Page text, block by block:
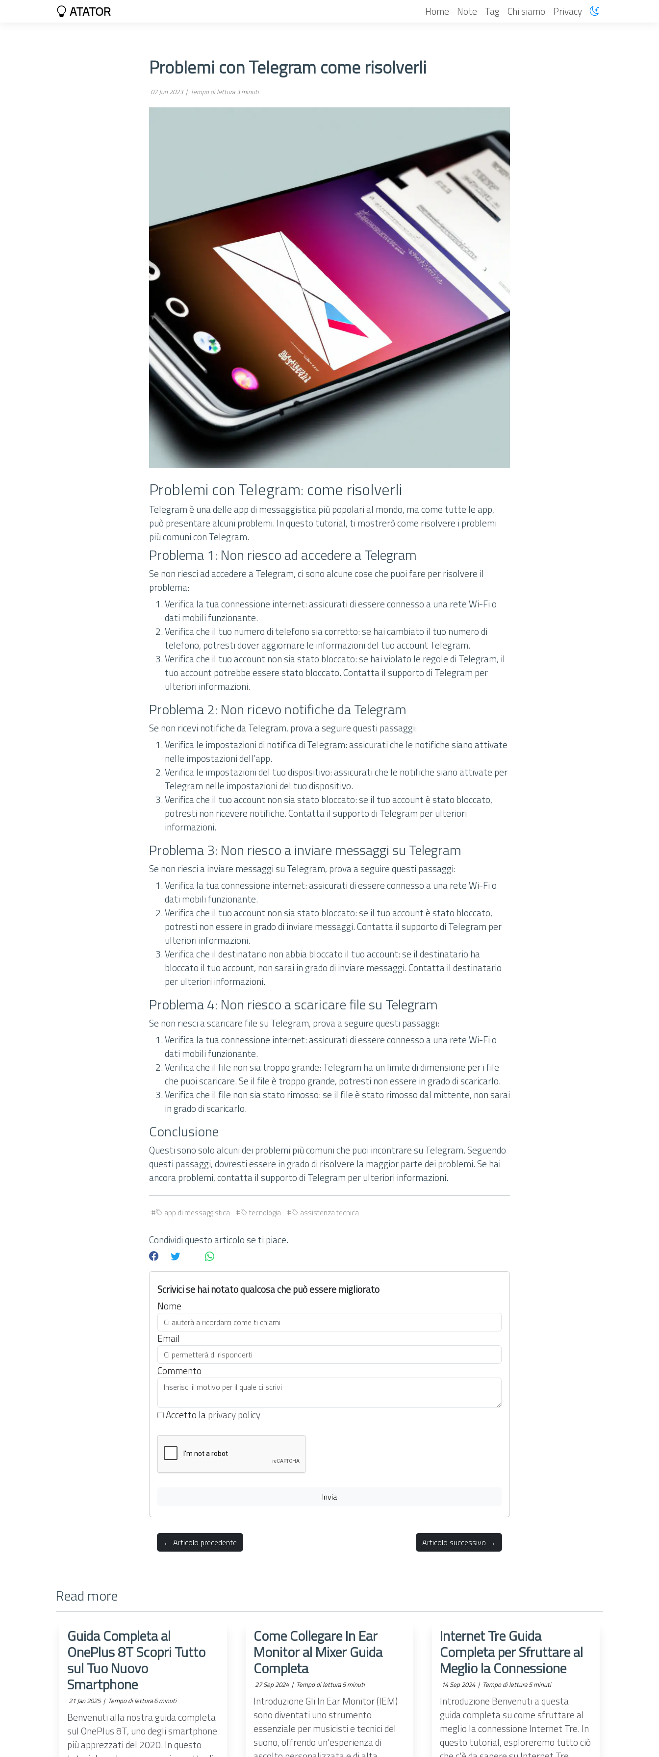
ATATOR Home Note Tag Chi siamo Privacy
Problemi con Telegram come risolverli
07 Jun 2023 | Tempo di lettura 3 minuti
Problemi con Telegram: come risolverli
Telegram è una delle app di messaggistica più popolari al mondo, ma come tutte le app,
può presentare alcuni problemi. In questo tutorial, ti mostrerò come risolvere i problemi
più comuni con Telegram.
Problema 1: Non riesco ad accedere a Telegram
Se non riesci ad accedere a Telegram, ci sono alcune cose che puoi fare per risolvere il
problema:
Verifica la tua connessione internet: assicurati di essere connesso a una rete Wi-Fi o
dati mobili funzionante.
Verifica che il tuo numero di telefono sia corretto: se hai cambiato il tuo numero di
telefono, potresti dover aggiornare le informazioni del tuo account Telegram.
Verifica che il tuo account non sia stato bloccato: se hai violato le regole di Telegram, il
tuo account potrebbe essere stato bloccato. Contatta il supporto di Telegram per
ulteriori informazioni.
Problema 2: Non ricevo notifiche da Telegram
Se non ricevi notifiche da Telegram, prova a seguire questi passaggi:
Verifica le impostazioni di notifica di Telegram: assicurati che le notifiche siano attivate
nelle impostazioni dell’app.
Verifica le impostazioni del tuo dispositivo: assicurati che le notifiche siano attivate per
Telegram nelle impostazioni del tuo dispositivo.
Verifica che il tuo account non sia stato bloccato: se il tuo account è stato bloccato,
potresti non ricevere notifiche. Contatta il supporto di Telegram per ulteriori
informazioni.
Problema 3: Non riesco a inviare messaggi su Telegram
Se non riesci a inviare messaggi su Telegram, prova a seguire questi passaggi:
Verifica la tua connessione internet: assicurati di essere connesso a una rete Wi-Fi o
dati mobili funzionante.
Verifica che il tuo account non sia stato bloccato: se il tuo account è stato bloccato,
potresti non essere in grado di inviare messaggi. Contatta il supporto di Telegram per
ulteriori informazioni.
Verifica che il destinatario non abbia bloccato il tuo account: se il destinatario ha
bloccato il tuo account, non sarai in grado di inviare messaggi. Contatta il destinatario
per ulteriori informazioni.
Problema 4: Non riesco a scaricare file su Telegram
Se non riesci a scaricare file su Telegram, prova a seguire questi passaggi:
Verifica la tua connessione internet: assicurati di essere connesso a una rete Wi-Fi o
dati mobili funzionante.
Verifica che il file non sia troppo grande: Telegram ha un limite di dimensione per i file
che puoi scaricare. Se il file è troppo grande, potresti non essere in grado di scaricarlo.
Verifica che il file non sia stato rimosso: se il file è stato rimosso dal mittente, non sarai
in grado di scaricarlo.
Conclusione
Questi sono solo alcuni dei problemi più comuni che puoi incontrare su Telegram. Seguendo
questi passaggi, dovresti essere in grado di risolvere la maggior parte dei problemi. Se hai
ancora problemi, contatta il supporto di Telegram per ulteriori informazioni.
app di messaggistica tecnologia assistenza tecnica
Condividi questo articolo se ti piace.
Scrivici se hai notato qualcosa che può essere migliorato
Nome
Email
Commento
Accetto laprivacy policy
Invia
← Articolo precedente Articolo successivo →
Read more
Guida Completa al
OnePlus 8T Scopri Tutto
sul Tuo Nuovo
Smartphone
21 Jan 2025 | Tempo di lettura 6 minuti
Benvenuti alla nostra guida completa
sul OnePlus 8T, uno degli smartphone
più apprezzati del 2020. In questo
Come Collegare In Ear
Monitor al Mixer Guida
Completa
27 Sep 2024 | Tempo di lettura 5 minuti
Introduzione Gli In Ear Monitor (IEM)
sono diventati uno strumento
essenziale per musicisti e tecnici del
suono, offrendo un'esperienza di
Internet Tre Guida
Completa per Sfruttare al
Meglio la Connessione
14 Sep 2024 | Tempo di lettura 5 minuti
Introduzione Benvenuti a questa
guida completa su come sfruttare al
meglio la connessione Internet Tre. In
questo tutorial, esploreremo tutto ciò